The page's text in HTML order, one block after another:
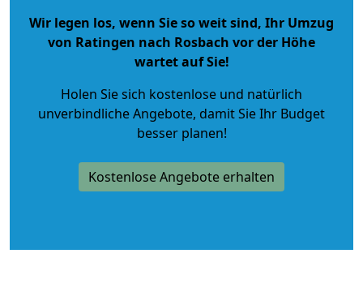
Wir legen los, wenn Sie so weit sind, Ihr Umzug
von Ratingen nach Rosbach vor der Höhe
wartet auf Sie!
Holen Sie sich kostenlose und natürlich
unverbindliche Angebote, damit Sie Ihr Budget
besser planen!
Kostenlose Angebote erhalten